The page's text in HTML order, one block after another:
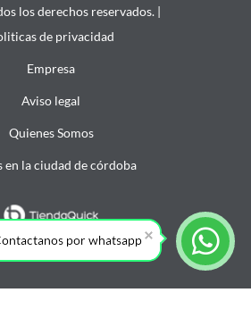
los derechos reservados. |
de privacidad
Empresa
Aviso legal
Quienes Somos
en la ciudad de córdoba
por whatsapp